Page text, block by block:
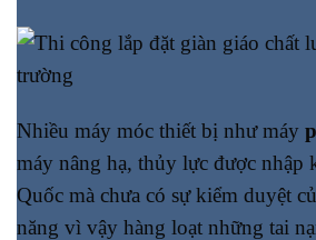
Nhiều máy móc thiết bị như máy
máy nâng hạ, thủy lực được nhập
Quốc mà chưa có sự kiểm duyệt
năng vì vậy hàng loạt những tai